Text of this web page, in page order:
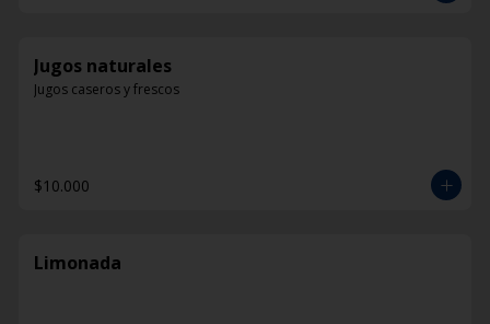
Jugos naturales
Jugos caseros y frescos
$10.000
Limonada